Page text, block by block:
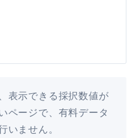
表示できる採択数値が
ページで、有料データ
いません。